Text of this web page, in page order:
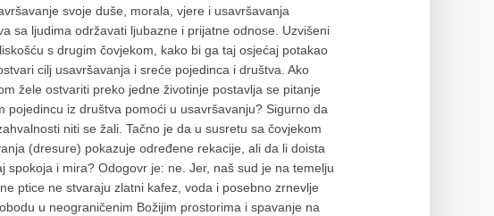
svoje duše, morala, vjere i usavršavanja
sa ljudima održavati ljubazne i prijatne odnose. Uzvišeni
s drugim čovjekom, kako bi ga taj osjećaj potakao
cilj usavršavanja i sreće pojedinca i društva. Ako
žele ostvariti preko jedne životinje postavlja se pitanje
pojedincu iz društva pomoći u usavršavanju? Sigurno da
niti se žali. Tačno je da u susretu sa čovjekom
(dresure) pokazuje određene rekacije, ali da li doista
spokoja i mira? Odogovr je: ne. Jer, naš sud je na temelju
ptice ne stvaraju zlatni kafez, voda i posebno zrnevlje
u neograničenim Božijim prostorima i spavanje na